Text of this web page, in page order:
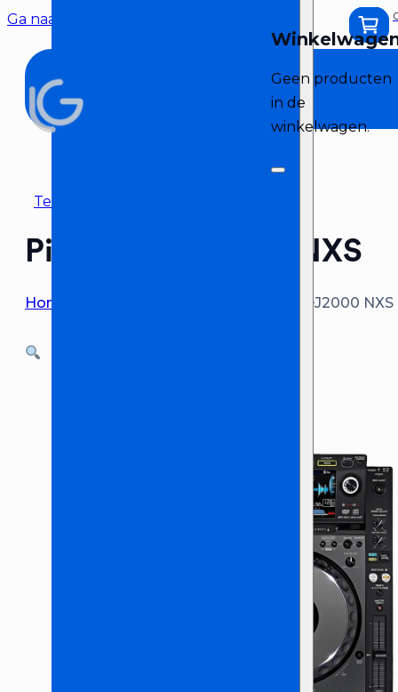
Ga naar hoofdinhoud
Geen producten
in de
winkelwagen.
Terug naar overzicht
Pioneer CDJ2000 NXS
Home Pioneer CDJ2000 NXS